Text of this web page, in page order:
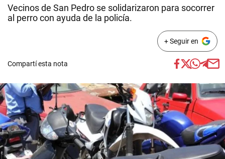
Vecinos de San Pedro se solidarizaron para socorrer
al perro con ayuda de la policía.
+ Seguir en
Compartí esta nota